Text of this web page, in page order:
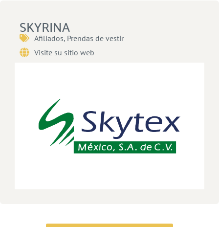
SKYRINA
Afiliados, Prendas de vestir
Visite su sitio web